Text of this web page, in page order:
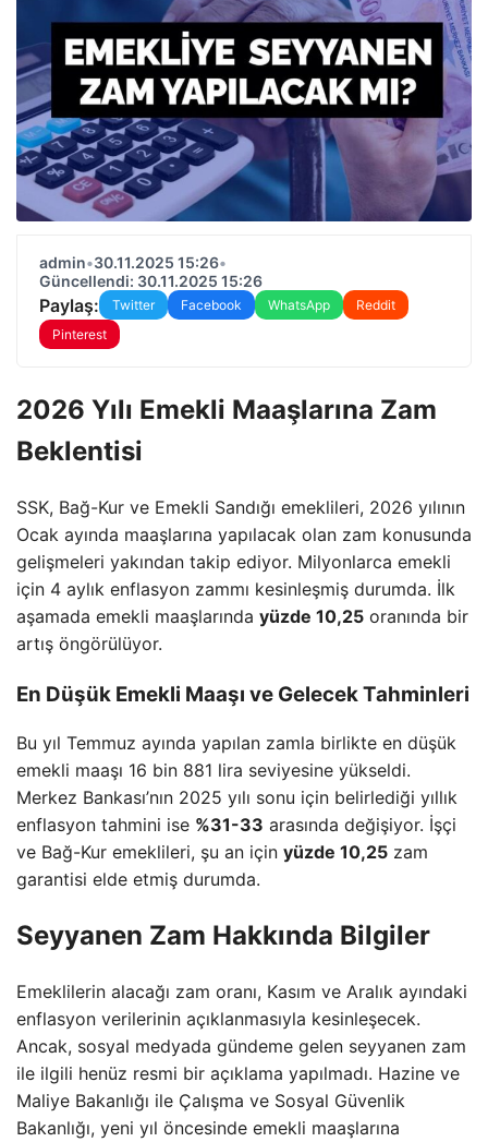
admin•30.11.2025 15:26•
Güncellendi: 30.11.2025 15:26
Paylaş: Twitter Facebook WhatsApp
Reddit
Pinterest
2026 Yılı Emekli Maaşlarına Zam
Beklentisi
SSK, Bağ-Kur ve Emekli Sandığı emeklileri, 2026 yılının
Ocak ayında maaşlarına yapılacak olan zam konusunda
gelişmeleri yakından takip ediyor. Milyonlarca emekli
için 4 aylık enflasyon zammı kesinleşmiş durumda. İlk
aşamada emekli maaşlarında yüzde 10,25 oranında bir
artış öngörülüyor.
En Düşük Emekli Maaşı ve Gelecek Tahminleri
Bu yıl Temmuz ayında yapılan zamla birlikte en düşük
emekli maaşı 16 bin 881 lira seviyesine yükseldi.
Merkez Bankası’nın 2025 yılı sonu için belirlediği yıllık
enflasyon tahmini ise %31-33 arasında değişiyor. İşçi
ve Bağ-Kur emeklileri, şu an için yüzde 10,25 zam
garantisi elde etmiş durumda.
Seyyanen Zam Hakkında Bilgiler
Emeklilerin alacağı zam oranı, Kasım ve Aralık ayındaki
enflasyon verilerinin açıklanmasıyla kesinleşecek.
Ancak, sosyal medyada gündeme gelen seyyanen zam
ile ilgili henüz resmi bir açıklama yapılmadı. Hazine ve
Maliye Bakanlığı ile Çalışma ve Sosyal Güvenlik
Bakanlığı, yeni yıl öncesinde emekli maaşlarına